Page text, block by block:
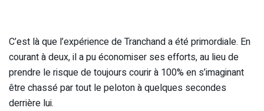
C’est là que l’expérience de Tranchand a été primordiale. En
courant à deux, il a pu économiser ses efforts, au lieu de
prendre le risque de toujours courir à 100% en s’imaginant
être chassé par tout le peloton à quelques secondes
derrière lui.